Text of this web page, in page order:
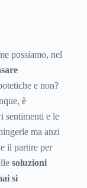
possiamo, nel
e non?
è
sentimenti e le
ma anzi
il partire per
soluzioni
si